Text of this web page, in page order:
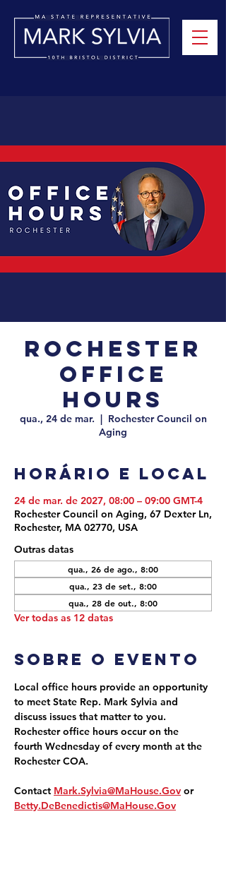
Rochester
Office
Hours
qua., 24 de mar.
  |
Rochester Council on
Aging
Horário e local
24 de mar. de 2027, 08:00 – 09:00 GMT-4
Rochester Council on Aging, 67 Dexter Ln,
Rochester, MA 02770, USA
Outras datas
qua., 26 de ago., 8:00
qua., 23 de set., 8:00
qua., 28 de out., 8:00
Ver todas as 12 datas
Sobre o evento
Local office hours provide an opportunity
to meet State Rep. Mark Sylvia and
discuss issues that matter to you.
Rochester office hours occur on the
fourth Wednesday of every month at the
Rochester COA.
Contact Mark.Sylvia@MaHouse.Gov or
Betty.DeBenedictis@MaHouse.Gov